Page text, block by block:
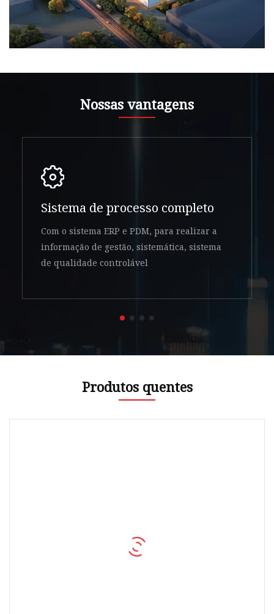
Nossas vantagens
Sistema de processo completo
Com o sistema ERP e PDM, para realizar a
informação de gestão, sistemática, sistema
de qualidade controlável
Produtos quentes